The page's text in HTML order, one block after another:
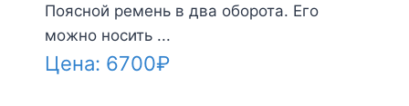
Поясной ремень в два оборота. Его
можно носить ...
Цена: 6700₽